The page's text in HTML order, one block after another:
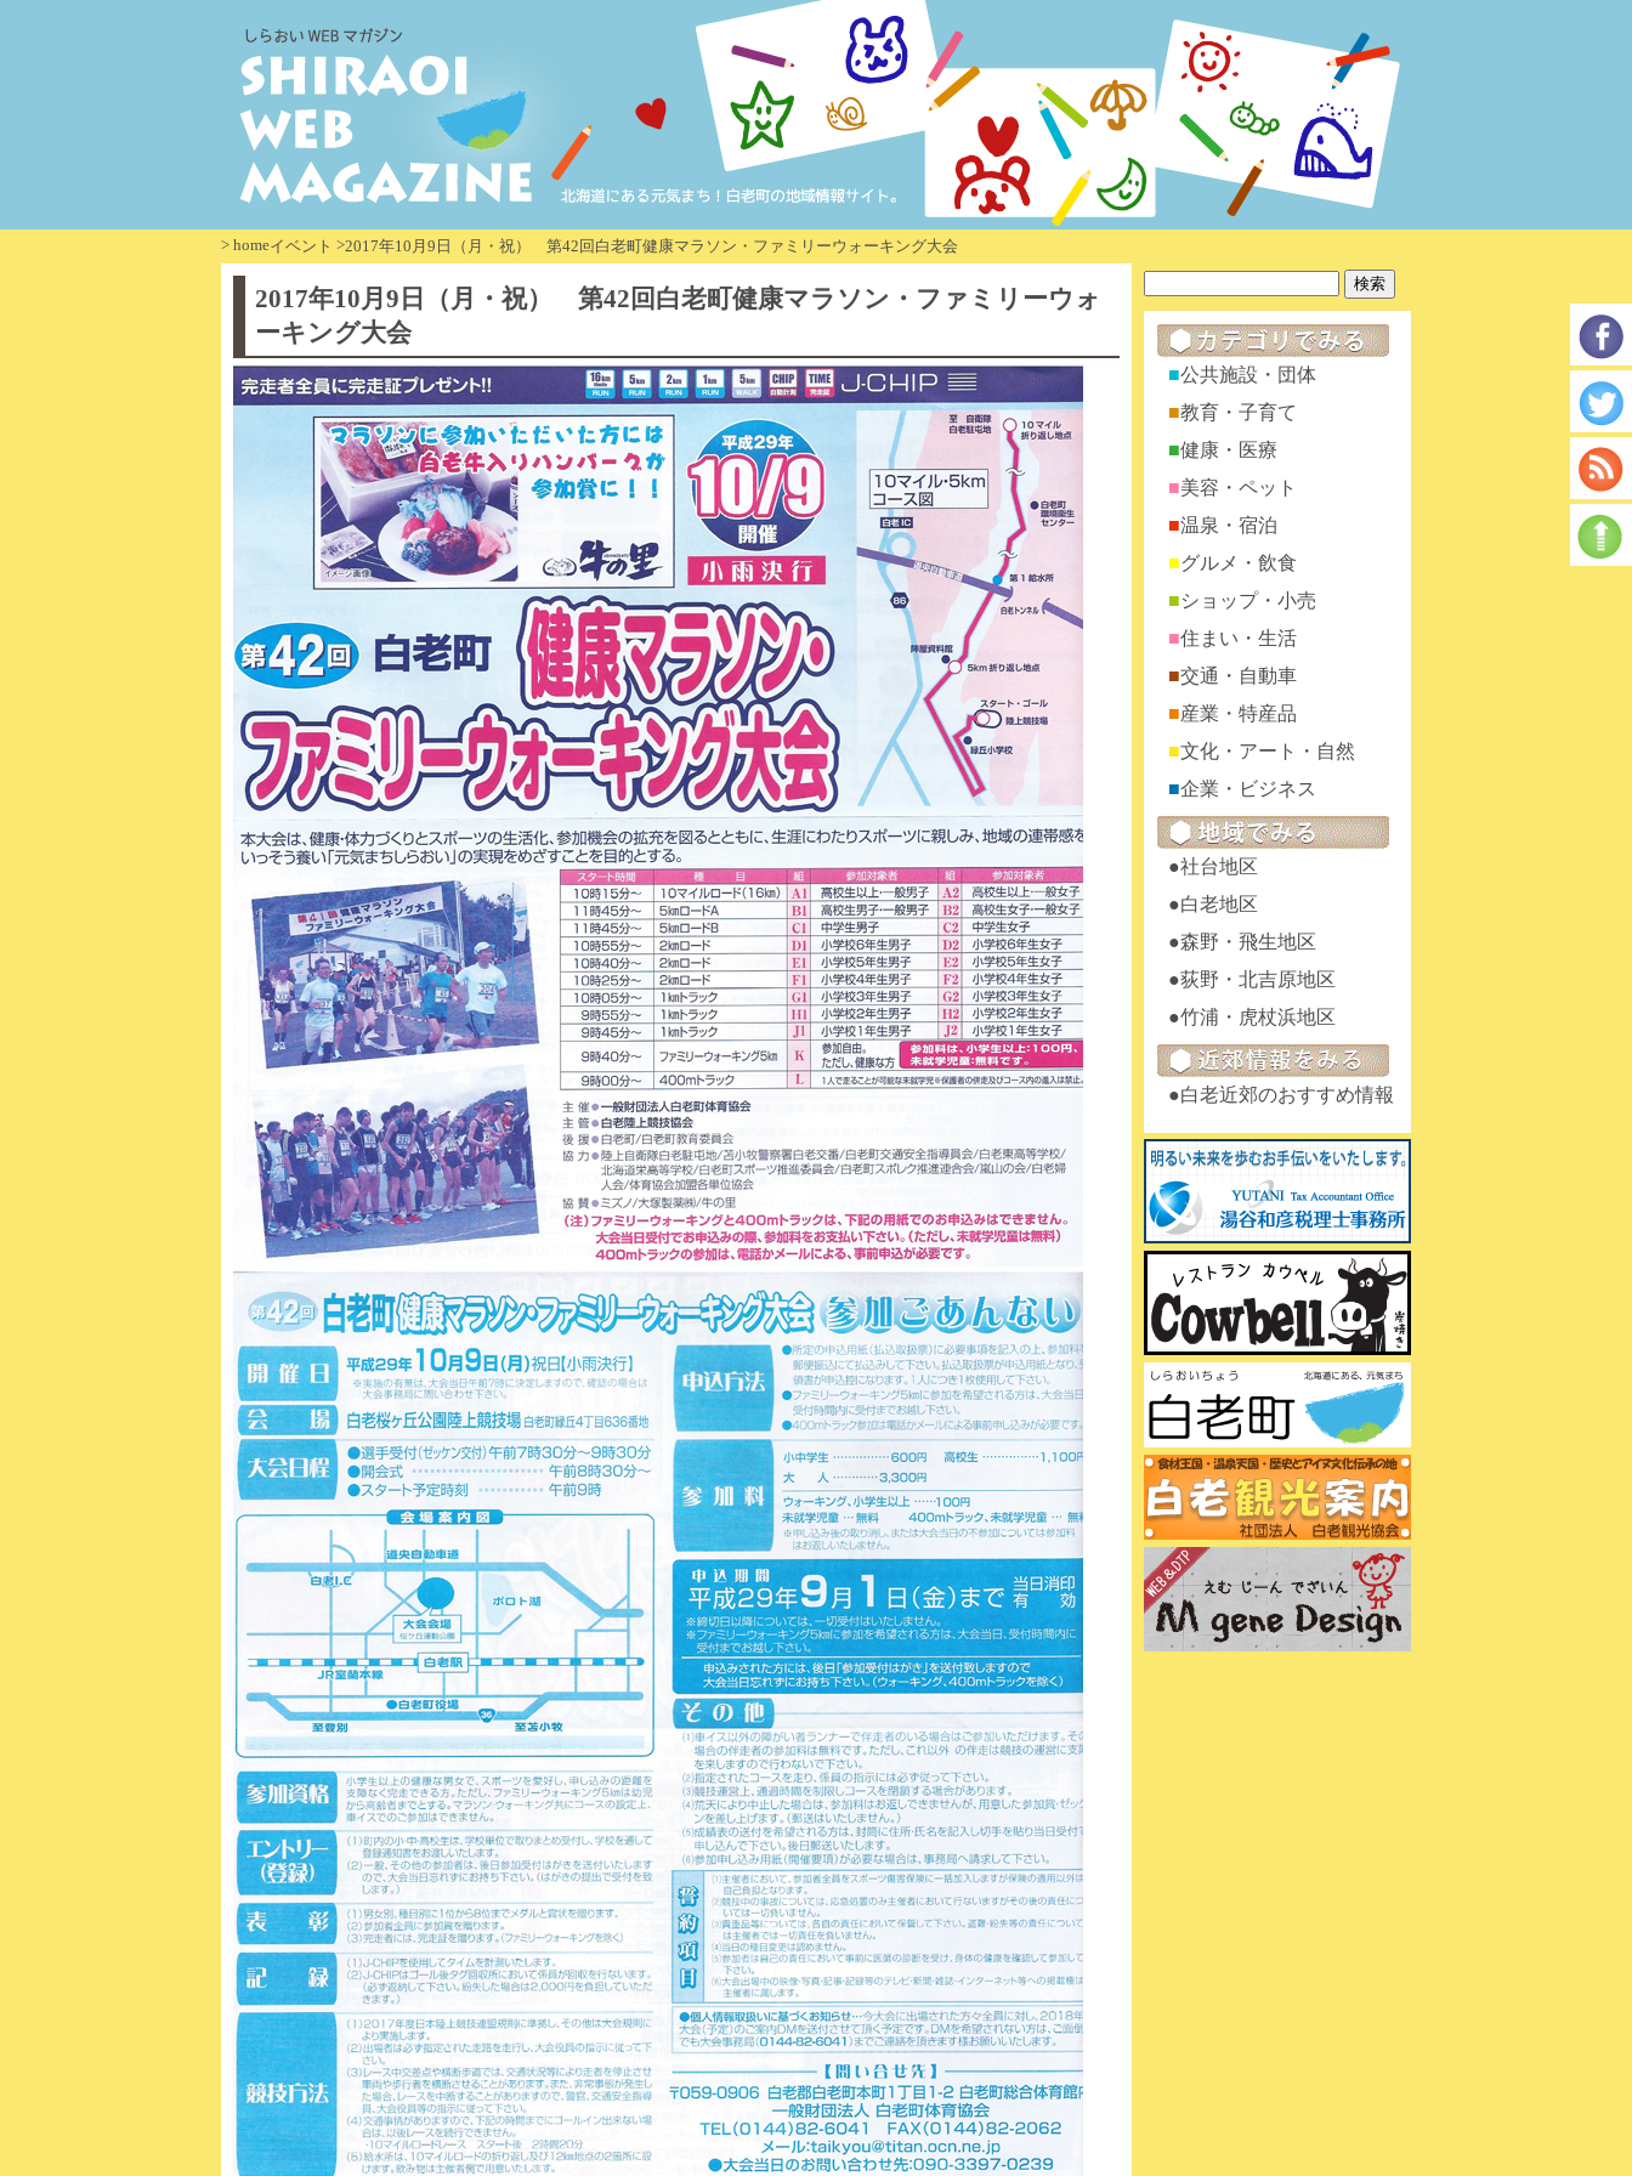
> homeイベント >2017年10月9日（月・祝） 第42回白老町健康マラソン・ファミリーウォーキング大会
2017年10月9日（月・祝） 第42回白老町健康マラソン・ファミリーウォ
ーキング大会
公共施設・団体
教育・子育て
健康・医療
美容・ペット
温泉・宿泊
グルメ・飲食
ショップ・小売
住まい・生活
交通・自動車
産業・特産品
文化・アート・自然
企業・ビジネス
社台地区
白老地区
森野・飛生地区
荻野・北吉原地区
竹浦・虎杖浜地区
白老近郊のおすすめ情報